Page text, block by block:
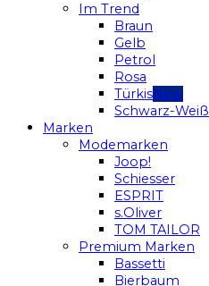
Im Trend
Braun
Gelb
Petrol
Rosa
Türkis
Schwarz-Weiß
Marken
Modemarken
Joop!
Schiesser
ESPRIT
s.Oliver
TOM TAILOR
Premium Marken
Bassetti
Bierbaum